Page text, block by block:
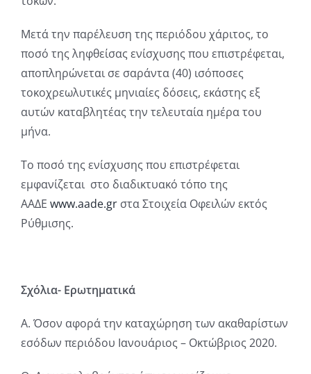
Μετά την παρέλευση της περιόδου χάριτος, το
ποσό της ληφθείσας ενίσχυσης που επιστρέφεται,
αποπληρώνεται σε σαράντα (40) ισόποσες
τοκοχρεωλυτικές μηνιαίες δόσεις, εκάστης εξ
αυτών καταβλητέας την τελευταία ημέρα του
μήνα.
Το ποσό της ενίσχυσης που επιστρέφεται
εμφανίζεται στο διαδικτυακό τόπο της
ΑΑΔΕ www.aade.gr στα Στοιχεία Οφειλών εκτός
Ρύθμισης.
Σχόλια- Ερωτηματικά
Α. Όσον αφορά την καταχώρηση των ακαθαρίστων
εσόδων περιόδου Ιανουάριος – Οκτώβριος 2020.